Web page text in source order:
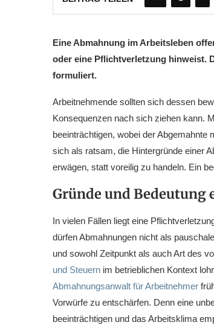
Eine Abmahnung im Arbeitsleben
oder eine Pflichtverletzung hinweist.
formuliert.
Arbeitnehmende sollten sich dessen
Konsequenzen nach sich ziehen kann.
beeinträchtigen, wobei der
sich als ratsam, die Hintergründe einer
erwägen, statt voreilig zu handeln. Ein
Gründe und Bedeutung
In vielen Fällen liegt eine
dürfen Abmahnungen nicht als
und sowohl Zeitpunkt als auch Art des
und Steuern im betrieblichen Kontext
Abmahnungsanwalt für Arbeitnehmer
Vorwürfe zu entschärfen. Denn eine
beeinträchtigen und das Arbeitsklima